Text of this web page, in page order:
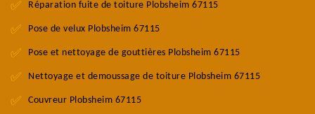
Réparation fuite de toiture Plobsheim 67115
Pose de velux Plobsheim 67115
Pose et nettoyage de gouttières Plobsheim 67115
Nettoyage et demoussage de toiture Plobsheim 67115
Couvreur Plobsheim 67115